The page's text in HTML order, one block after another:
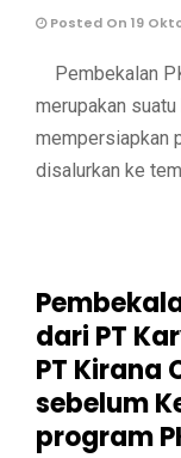
Posted On 19
Pembekalan
merupakan
mempersiapkan
disalurkan ke
dari PT
PT Kirana
sebelum
program